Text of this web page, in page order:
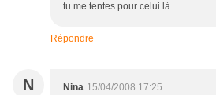
tu me tentes pour celui là
Répondre
N Nina 15/04/2008 17:25